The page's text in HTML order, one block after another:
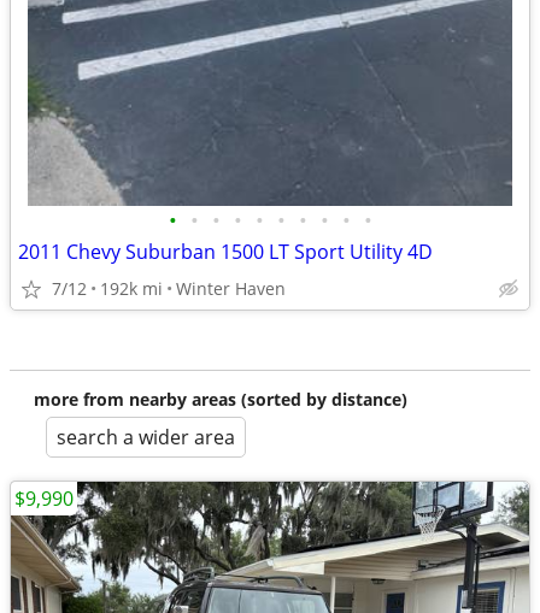
• • • • • • • • • •
2011 Chevy Suburban 1500 LT Sport Utility 4D
7/12 192k mi Winter Haven
more from nearby areas (sorted by distance)
search a wider area
$9,990